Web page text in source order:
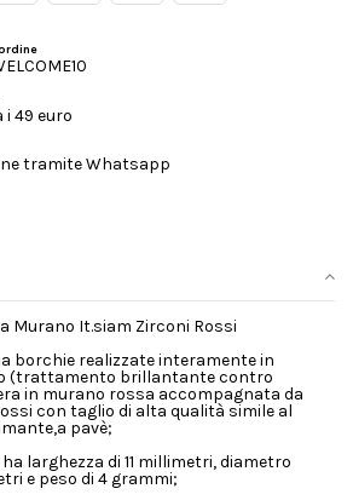
i 49 euro
tramite Whatsapp
Murano It.siam Zirconi Rossi
borchie realizzate interamente in
(trattamento brillantante contro
in murano rossa accompagnata da
con taglio di alta qualità simile al
pavè;
ha larghezza di 11 millimetri, diametro
e peso di 4 grammi;